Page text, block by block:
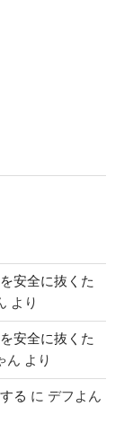
安全に抜くた
より
安全に抜くた
ん より
る に デフよん